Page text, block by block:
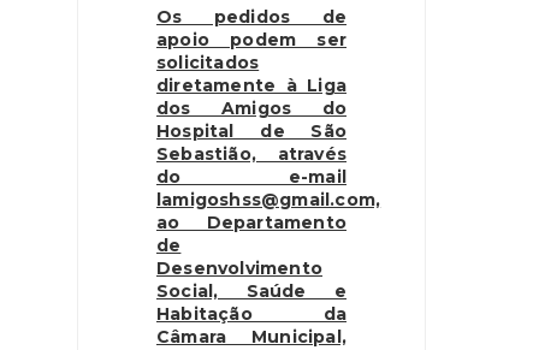
Os pedidos de
apoio podem ser
solicitados
diretamente à Liga
dos Amigos do
Hospital de São
Sebastião, através
do e-mail
lamigoshss@gmail.com,
ao Departamento
de
Desenvolvimento
Social, Saúde e
Habitação da
Câmara Municipal,